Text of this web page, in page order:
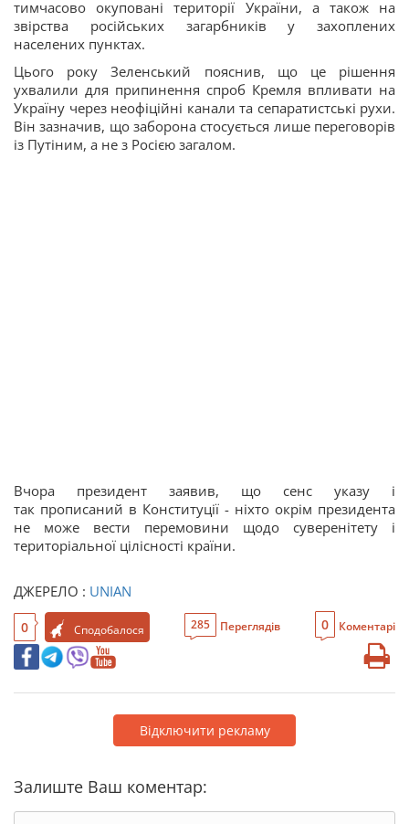
тимчасово окуповані території України, а також на
звірства російських загарбників у захоплених
населених пунктах.
Цього року Зеленський пояснив, що це рішення
ухвалили для припинення спроб Кремля впливати на
Україну через неофіційні канали та сепаратистські рухи.
Він зазначив, що заборона стосується лише переговорів
із Путіним, а не з Росією загалом.
Вчора президент заявив, що сенс указу і
так прописаний в Конституції - ніхто окрім президента
не може вести перемовини щодо суверенітету і
територіальної цілісності країни.
ДЖЕРЕЛО : UNIAN
0 Сподобалося 285 Переглядів 0 Коментарі
Відключити рекламу
Залиште Ваш коментар: